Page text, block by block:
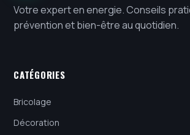
Votre expert en energie. Conseils
prévention et bien-être au quotidien.
CATÉGORIES
Bricolage
Décoration